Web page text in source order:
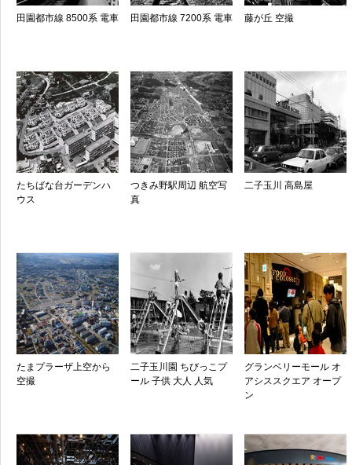
田園都市線 8500系 電車 田園都市線 7200系 電車 藤が丘 空撮
たちばな台ガーデンハ
ウス
つきみ野駅周辺 航空写
真
二子玉川 高島屋
たまプラーザ上空から
空撮
二子玉川園 ちびっこプ
ール 子供 大人 人気
グランベリーモール オ
アシススクエア オープ
ン